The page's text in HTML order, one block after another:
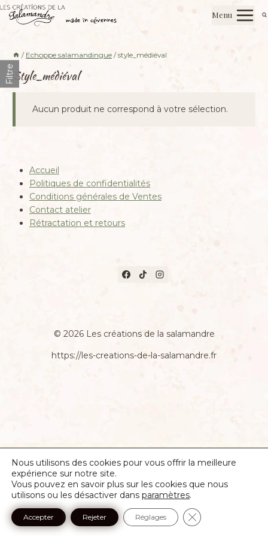
Aller
au
made in cévennes
Menu
/ Echoppe salamandingue / style_médiéval
Style_médiéval
Aucun produit ne correspond à votre sélection.
Accueil
Politiques de confidentialités
Conditions générales de Ventes
Contact atelier
Rétractation et retours
© 2026 Les créations de la salamandre
https://les-creations-de-la-salamandre.fr
Nous utilisons des cookies pour vous offrir la meilleure
expérience sur notre site.
Vous pouvez en savoir plus sur les cookies que nous
utilisons ou les désactiver dans paramètres.
Accepter Rejeter Réglages Fermer la
Filtre